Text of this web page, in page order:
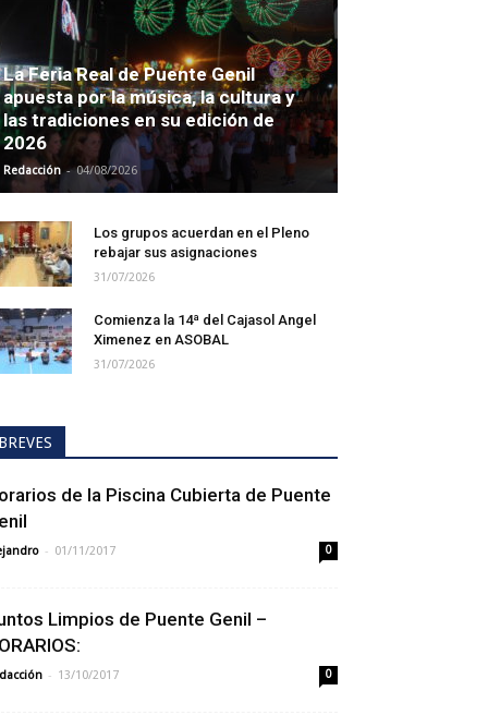
La Feria Real de Puente Genil
apuesta por la música, la cultura y
las tradiciones en su edición de
2026
Redacción - 04/08/2026
Los grupos acuerdan en el Pleno
rebajar sus asignaciones
31/07/2026
Comienza la 14ª del Cajasol Angel
Ximenez en ASOBAL
31/07/2026
de la Piscina Cubierta de Puente
- 01/11/2017 0
Limpios de Puente Genil –
- 13/10/2017 0